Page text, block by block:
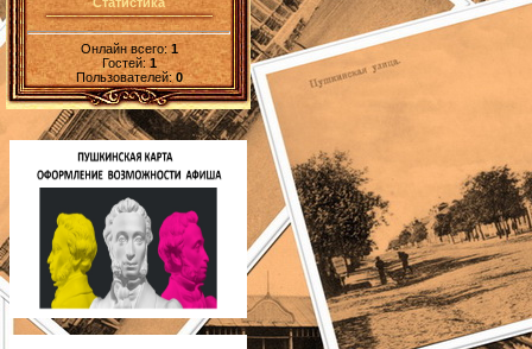
Онлайн всего:1
Гостей:1
Пользователей: 0